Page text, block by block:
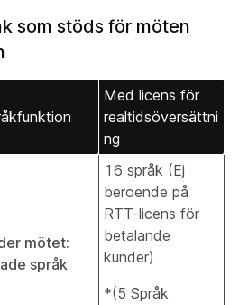
som stöds för möten
Med licens för
realtidsöversättni
ng
mötet:
språk
16 språk (Ej
beroende på
RTT-licens för
betalande
kunder)
*(5 Språk